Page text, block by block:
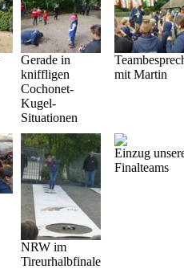
Gerade in
kniffligen
Cochonet-
Kugel-
Situationen
mit Martin
NRW im
Tireurhalbfinale
Einzug
Finalteams